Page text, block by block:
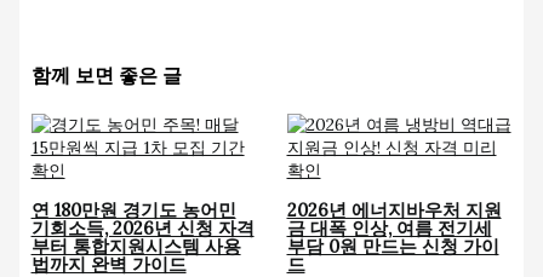
함께 보면 좋은 글
연 180만원 경기도 농어민
기회소득, 2026년 신청 자격
부터 통합지원시스템 사용
법까지 완벽 가이드
2026년 에너지바우처 지원
금 대폭 인상, 여름 전기세
부담 0원 만드는 신청 가이
드